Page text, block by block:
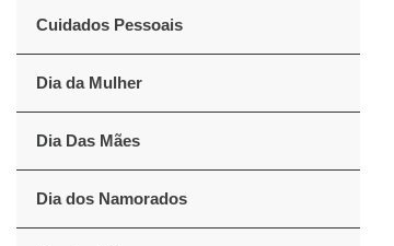
Cuidados Pessoais
Dia da Mulher
Dia Das Mães
Dia dos Namorados